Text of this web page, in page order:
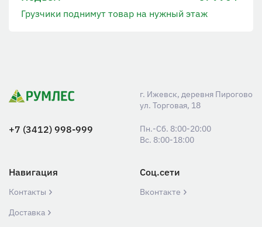
Грузчики поднимут товар на нужный этаж
г. Ижевск, деревня Пирогово
ул. Торговая, 18
+7 (3412) 998-999
Пн.-Сб. 8:00-20:00
Вс. 8:00-18:00
Навигация
Контакты
Доставка
Соц.сети
Вконтакте